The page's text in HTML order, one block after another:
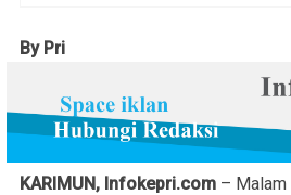
By Pri
KARIMUN, Infokepri.com – Malam